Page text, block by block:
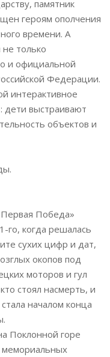
памятник
героям ополчения
времени. А
не только
и официальной
Федерации.
интерактивное
дети выстраивают
объектов и
Первая Победа»
го, когда решалась
сухих цифр и дат,
окопов под
моторов и гул
стоял насмерть, и
началом конца
Поклонной горе